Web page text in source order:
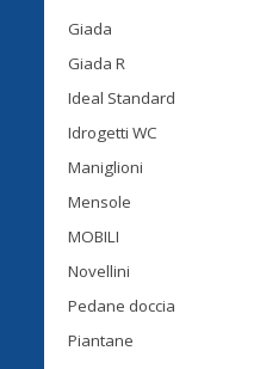
Giada
Giada R
Ideal Standard
Idrogetti WC
Maniglioni
Mensole
MOBILI
Novellini
Pedane doccia
Piantane